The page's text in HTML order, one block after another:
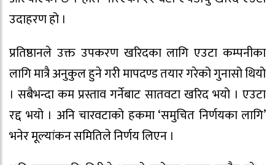
उदाहरण हो ।
प्रतिष्ठानले उक्त उपकरण खरिदका लागि एउटा कम्पनीका
लागि मात्रै अनुकुल हुने गरी मापदण्ड तयार गरेको गुनासो थियो
। सबैभन्दा कम प्रस्ताव गर्नेबाट सातवटा खरिद भयो । एउटा
रद्द भयो । अनि चारवटाको हकमा ‘समुचित निर्णयका लागि’
भनेर मूल्यांकन समितिले निर्णय लिएन ।